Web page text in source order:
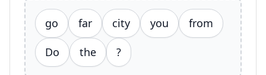
go far city you from
Do the ?